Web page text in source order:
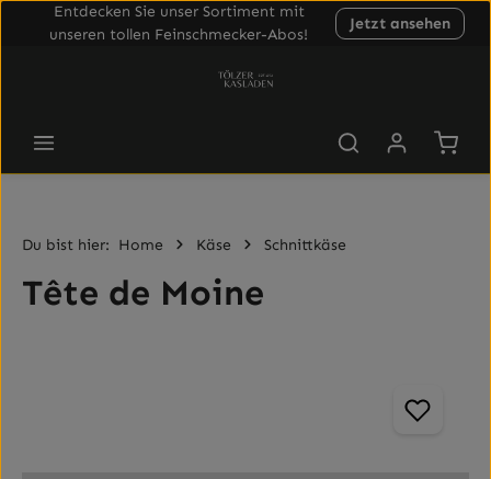
Entdecken Sie unser Sortiment mit
unseren tollen Feinschmecker-Abos!
Jetzt ansehen
Du bist hier: Home Käse Schnittkäse
Tête de Moine